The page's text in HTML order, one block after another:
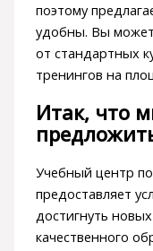
поэтому
удобны. Вы
от стандартных
тренингов на
Итак, что
Учебный центр
предоставляет
достигнуть
качественного